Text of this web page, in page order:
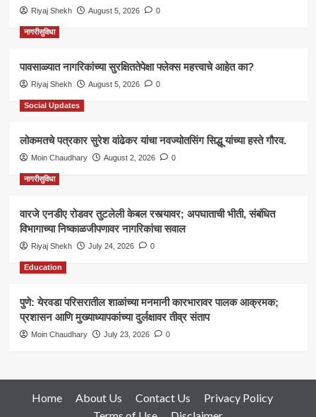
Riyaj Shekh August 5, 2026 0
नागरीसुविधा
पावसाळ्यात नागरिकांच्या सुरक्षिततेपेक्षा फ्लेक्स महत्त्वाचे आहेत का?
Riyaj Shekh August 5, 2026 0
Social Updates
लोकमतचे पत्रकार सुरेश वांढेकर यांचा नवज्योतसिंग सिद्धू यांच्या हस्ते गौरव.
Moin Chaudhary August 2, 2026 0
नागरीसुविधा
वारजे एनडीए रोडवर तुटलेली केबल रस्त्यावर; अपघाताची भीती, संबंधित
विभागाच्या निष्काळजीपणावर नागरिकांचा सवाल
Riyaj Shekh July 24, 2026 0
Education
पुणे: येरवडा परिसरातील शाळांच्या मनमानी कारभारावर पालक आक्रमक;
प्रशासन आणि मुख्याध्यापकांच्या दुर्लक्षावर तीव्र संताप
Moin Chaudhary July 23, 2026 0
Home About Us Contact Us
Privacy Policy